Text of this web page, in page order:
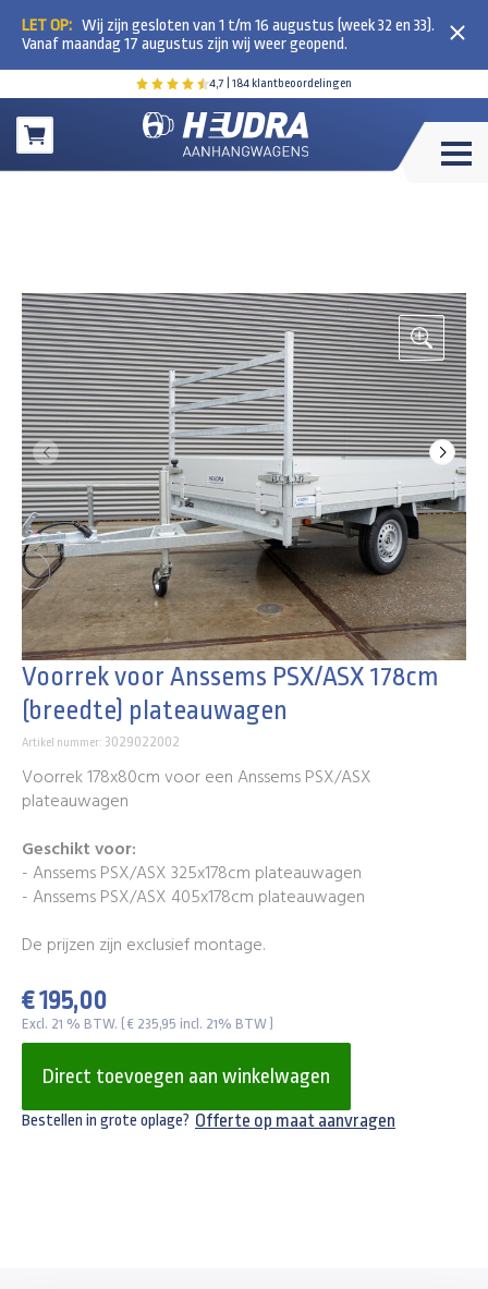
4,7 | 184 klantbeoordelingen
Winkelwagen
LET OP: Wij zijn gesloten van 1 t/m 16 augustus (week 32 en 33).
Vanaf maandag 17 augustus zijn wij weer geopend.
Voorrek voor Anssems PSX/ASX 178cm
(breedte) plateauwagen
Artikel nummer: 3029022002
Voorrek 178x80cm voor een Anssems PSX/ASX
plateauwagen
Geschikt voor:
- Anssems PSX/ASX 325x178cm plateauwagen
- Anssems PSX/ASX 405x178cm plateauwagen
De prijzen zijn exclusief montage.
€ 195,00
Excl. 21 % BTW. ( € 235,95 incl. 21% BTW )
Direct toevoegen aan winkelwagen
Bestellen in grote oplage? Offerte op maat aanvragen